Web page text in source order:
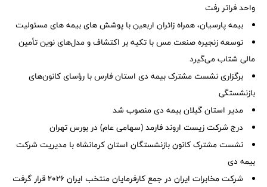
واحد فراتر رفت
بیمه پارسیان، همراه زائران اربعین با پوشش های بیمه های مسئولیت
توسعه زنجیره صنعت مس با تکیه بر اکتشاف و مدل‌های نوین تأمین
مالی شتاب می‌گیرد
برگزاری نشست مشترک بیمه دی استان فارس با رؤسای کانون‌های
بازنشستگی
مدیر استان گیلان بیمه دی منصوب شد
درج شرکت زیست اروند فارمد (سهامی عام) در بورس تهران
نشست مشترک کانون بازنشستگان استان کرمانشاه با مدیریت شرکت
بیمه دی
شرکت مخابرات ایران در جمع کارفرمایان منتخب ایران ۲۰۲۶ قرار گرفت